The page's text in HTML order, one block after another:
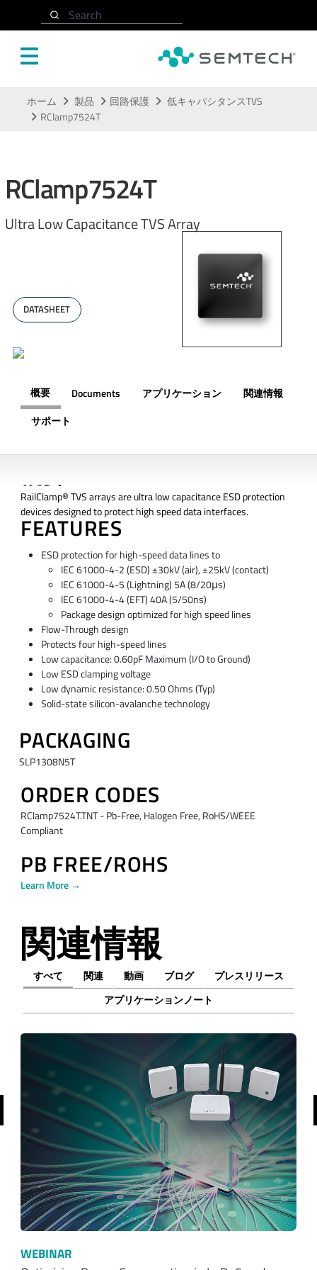
Search
ホーム 製品 回路保護
低キャパシタンスTVS
RClamp7524T
RClamp7524T
Ultra Low Capacitance TVS Array
DATASHEET
概要 Documents アプリケーション
関連情報
サポート
RailClamp® TVS arrays are ultra low capacitance ESD protection
devices designed to protect high speed data interfaces.
FEATURES
ESD protection for high-speed data lines to
IEC 61000-4-2 (ESD) ±30kV (air), ±25kV (contact)
IEC 61000-4-5 (Lightning) 5A (8/20μs)
IEC 61000-4-4 (EFT) 40A (5/50ns)
Package design optimized for high speed lines
Flow-Through design
Protects four high-speed lines
Low capacitance: 0.60pF Maximum (I/O to Ground)
Low ESD clamping voltage
Low dynamic resistance: 0.50 Ohms (Typ)
Solid-state silicon-avalanche technology
PACKAGING
SLP1308N5T
ORDER CODES
RClamp7524T.TNT - Pb-Free, Halogen Free, RoHS/WEEE
Compliant
PB FREE/ROHS
Learn More →
関連情報
すべて 関連 動画 ブログ
プレスリリース
アプリケーションノート
WEBINAR